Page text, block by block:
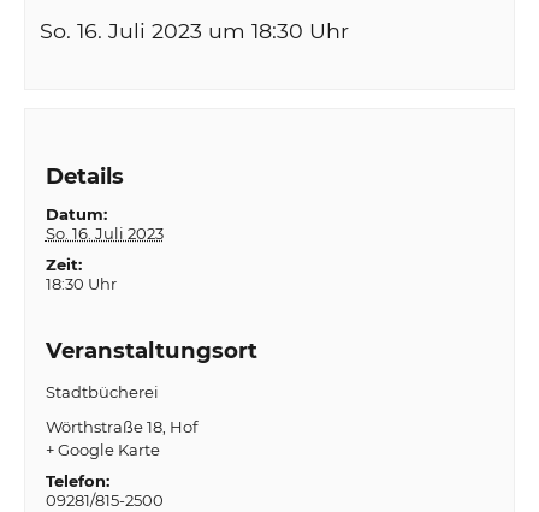
So. 16. Juli 2023 um 18:30 Uhr
Details
Datum:
So. 16. Juli 2023
Zeit:
18:30 Uhr
Veranstaltungsort
Stadtbücherei
Wörthstraße 18 Hof
+ Google Karte
Telefon:
09281/815-2500